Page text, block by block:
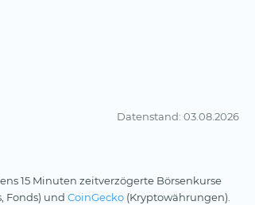
Datenstand: 03.08.2026
15 Minuten zeitverzögerte Börsenkurse
Fonds) und CoinGecko (Kryptowährungen).